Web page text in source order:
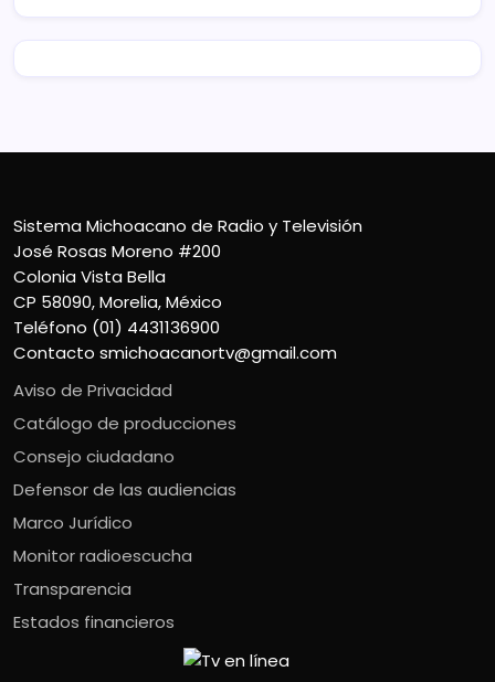
Sistema Michoacano de Radio y Televisión
José Rosas Moreno #200
Colonia Vista Bella
CP 58090, Morelia, México
Teléfono (01) 4431136900
Contacto smichoacanortv@gmail.com
Aviso de Privacidad
Catálogo de producciones
Consejo ciudadano
Defensor de las audiencias
Marco Jurídico
Monitor radioescucha
Transparencia
Estados financieros